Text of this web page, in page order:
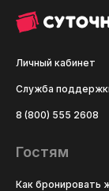
Личный кабинет
Служба
8 (800) 555 2608
Гостям
Как бронировать